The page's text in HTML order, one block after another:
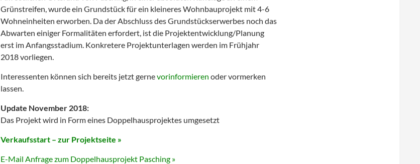
Grünstreifen, wurde ein Grundstück für ein kleineres Wohnbauprojekt mit 4-6
Wohneinheiten erworben. Da der Abschluss des Grundstückserwerbes noch das
Abwarten einiger Formalitäten erfordert, ist die Projektentwicklung/Planung
erst im Anfangsstadium. Konkretere Projektunterlagen werden im Frühjahr
2018 vorliegen.
Interessenten können sich bereits jetzt gernevorinformieren oder vormerken
lassen.
Update November 2018:
Das Projekt wird in Form eines Doppelhausprojektes umgesetzt
Verkaufsstart – zur Projektseite »
E-Mail Anfrage zum Doppelhausprojekt Pasching »